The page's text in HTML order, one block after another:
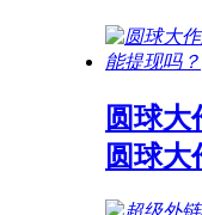
圆球大
圆球大